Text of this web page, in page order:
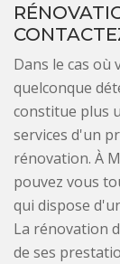
Dans le cas où
quelconque
constitue plus
services d'un
rénovation. À
pouvez vous
qui dispose
La rénovation
de ses